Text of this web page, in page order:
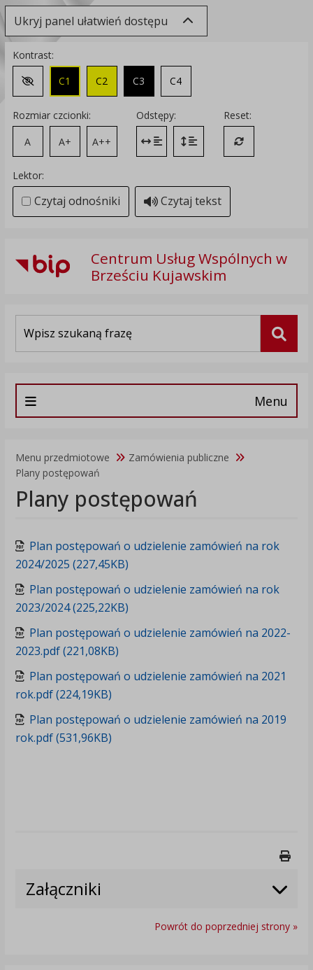
Ukryj panel ułatwień dostępu
Kontrast:
Zmień kontrast na domyślny
C1 C2 C3 C4
Rozmiar czcionki:
A
A+ A++
Odstępy:
Zmień odstęp między literami
Zmień interlinię i margines
Reset:
Przywróć
Lektor:
Czytaj odnośniki Czytaj tekst
Centrum Usług Wspólnych w
Brześciu Kujawskim
Menu
Menu przedmiotowe
Zamówienia publiczne
Plany postępowań
Plany postępowań
Plan postępowań o udzielenie zamówień na rok
2024/2025 (227,45KB)
Plan postępowań o udzielenie zamówień na rok
2023/2024 (225,22KB)
Plan postępowań o udzielenie zamówień na 2022-
2023.pdf (221,08KB)
Plan postępowań o udzielenie zamówień na 2021
rok.pdf (224,19KB)
Plan postępowań o udzielenie zamówień na 2019
rok.pdf (531,96KB)
Załączniki
Powrót do poprzedniej strony »